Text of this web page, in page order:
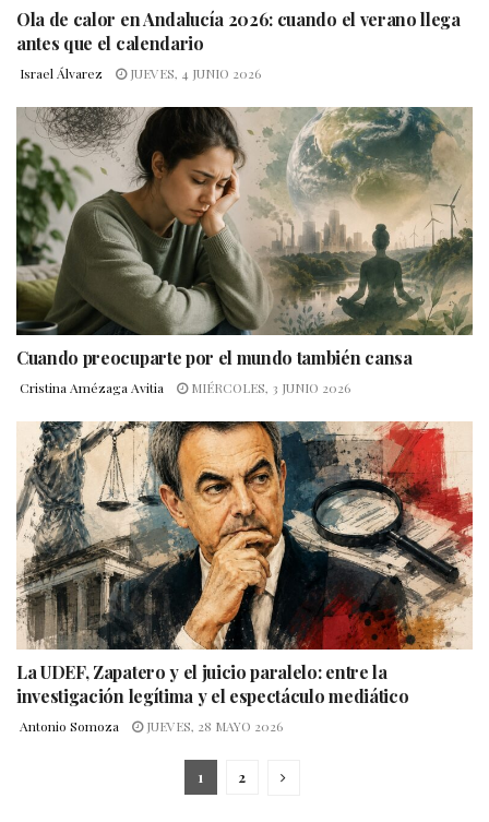
Ola de calor en Andalucía 2026: cuando el verano llega
antes que el calendario
Israel Álvarez JUEVES, 4 JUNIO 2026
Cuando preocuparte por el mundo también cansa
Cristina Amézaga Avitia MIÉRCOLES, 3 JUNIO 2026
La UDEF, Zapatero y el juicio paralelo: entre la
investigación legítima y el espectáculo mediático
Antonio Somoza JUEVES, 28 MAYO 2026
1 2